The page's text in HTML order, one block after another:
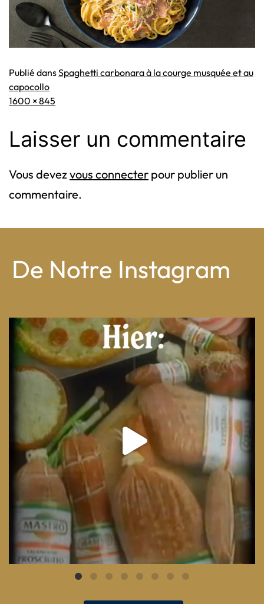
Publié dansSpaghetti carbonara à la courge musquée et au
capocollo
Taille
1600 × 845
Laisser un commentaire
Vous devezvous connecter pour publier un
commentaire.
De Notre Instagram
From wood-paneled basements to candlelit condo...
8 0